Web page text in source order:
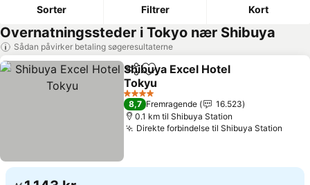
Sorter Filtrer Kort
Overnatningssteder i Tokyo nær Shibuya
Sådan påvirker betaling søgeresultaterne
Del Føj til favoritter
Shibuya Excel Hotel
Tokyu
Se priser
4 Stjerner
8,7 Fremragende
16.523
0.1 km til Shibuya Station
Direkte forbindelse til Shibuya Station